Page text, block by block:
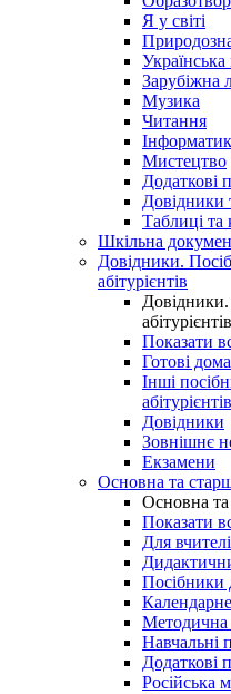
Я у світі
Українська
Зарубіжна
Музика
Читання
Мистецтво
Додаткові
Довідники
Таблиці та
Шкільна
Довідники.
абітурієнтів
абітурієнтів
Показати
Готові
Інші
абітурієнтів
Довідники
Зовнішнє
Екзамени
Основна та
Основна
Показати
Для
Посібники
Методична
Навчальні
Додаткові
Російська